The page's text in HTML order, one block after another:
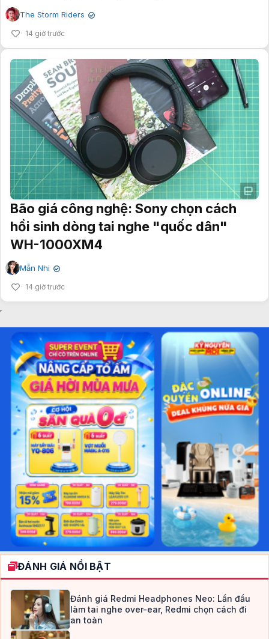
The Storm Riders ✔
14 giờ trước
Bão giá công nghệ: Sony chọn cách
hồi sinh dòng tai nghe "quốc dân"
WH-1000XM4
Mẫn Nhi ✔
14 giờ trước
ĐÁNH GIÁ NỔI BẬT
Đánh giá Redmi Headphones Neo: Lần đầu
làm tai nghe over-ear, Redmi chọn cách đi
an toàn